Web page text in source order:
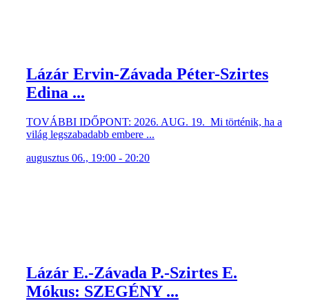
Lázár Ervin-Závada Péter-Szirtes
Edina ...
TOVÁBBI IDŐPONT: 2026. AUG. 19. Mi történik, ha a
világ legszabadabb embere ...
augusztus 06., 19:00 - 20:20
Lázár E.-Závada P.-Szirtes E.
Mókus: SZEGÉNY ...